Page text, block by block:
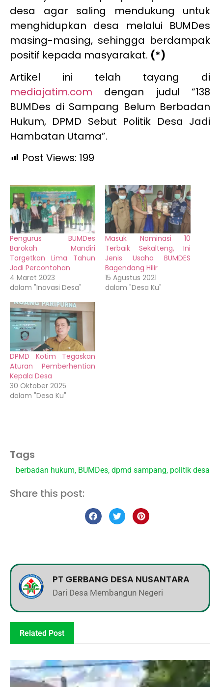
desa agar saling mendukung untuk
menghidupkan desa melalui BUMDes
masing-masing, sehingga berdampak
positif kepada masyarakat. (*)
Artikel ini telah tayang di
mediajatim.com dengan judul “138
BUMDes di Sampang Belum Berbadan
Hukum, DPMD Sebut Politik Desa Jadi
Hambatan Utama”.
Post Views: 199
Pengurus BUMDes
Barokah Mandiri
Targetkan Lima Tahun
Jadi Percontohan
4 Maret 2023
dalam "Inovasi Desa"
Masuk Nominasi 10
Terbaik Sekalteng, Ini
Jenis Usaha BUMDES
Bagendang Hilir
15 Agustus 2021
dalam "Desa Ku"
DPMD Kotim Tegaskan
Aturan Pemberhentian
Kepala Desa
30 Oktober 2025
dalam "Desa Ku"
Tags
berbadan hukum, BUMDes, dpmd sampang, politik desa
Share this post:
PT GERBANG DESA NUSANTARA
Dari Desa Membangun Negeri
Related Post